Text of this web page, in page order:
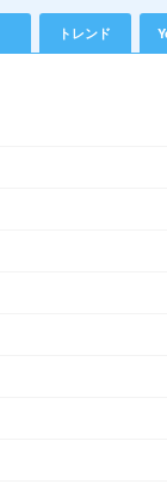
トレンド